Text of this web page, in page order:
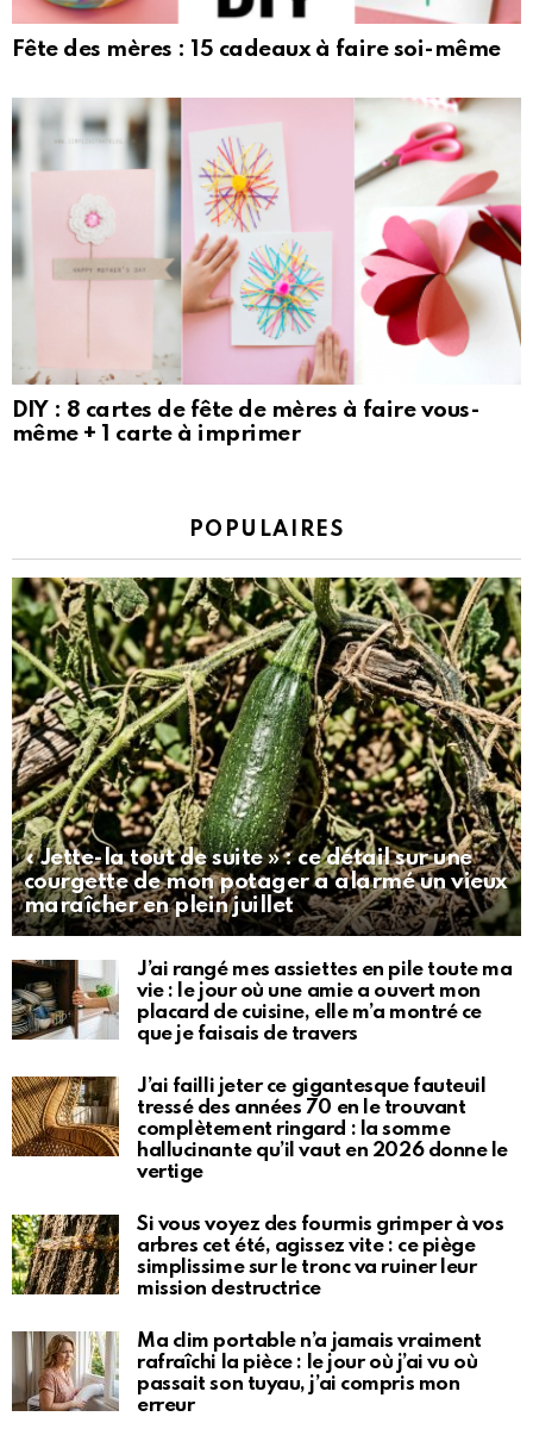
Fête des mères : 15 cadeaux à faire soi-même
DIY : 8 cartes de fête de mères à faire vous-
même + 1 carte à imprimer
POPULAIRES
« Jette-la tout de suite » : ce détail sur une
courgette de mon potager a alarmé un vieux
maraîcher en plein juillet
J’ai rangé mes assiettes en pile toute ma
vie : le jour où une amie a ouvert mon
placard de cuisine, elle m’a montré ce
que je faisais de travers
J’ai failli jeter ce gigantesque fauteuil
tressé des années 70 en le trouvant
complètement ringard : la somme
hallucinante qu’il vaut en 2026 donne le
vertige
Si vous voyez des fourmis grimper à vos
arbres cet été, agissez vite : ce piège
simplissime sur le tronc va ruiner leur
mission destructrice
Ma clim portable n’a jamais vraiment
rafraîchi la pièce : le jour où j’ai vu où
passait son tuyau, j’ai compris mon
erreur